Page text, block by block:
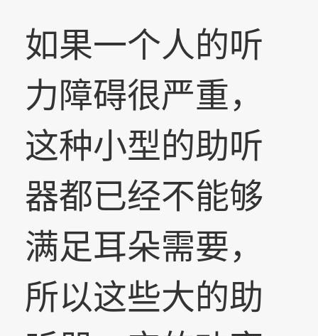
如果一个人的听
力障碍很严重，
这种小型的助听
器都已经不能够
满足耳朵需要，
所以这些大的助